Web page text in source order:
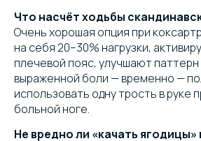
Что насчёт ходьбы
Очень хорошая опция при
на себя 20–30% нагрузки,
плечевой пояс, улучшают
выраженной боли — временно —
использовать одну трость в руке
больной ноге.
Не вредно ли «качать ягодицы»